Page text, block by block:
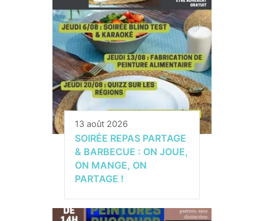
13 août 2026
SOIRÉE REPAS PARTAGE
& BARBECUE : ON JOUE,
ON MANGE, ON
PARTAGE !